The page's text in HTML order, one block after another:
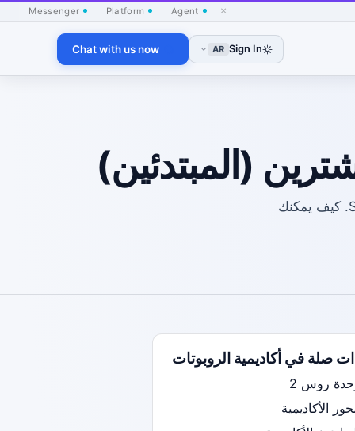
×
Agent
Platform
Messenger
Sign In
AR
Chat with us now
نقوم بتنظيم مواضيع للمناقشة حول مسار ROS 2 في أكاديمية SVRC Robotics. كيف يمكنك
صلة في أكاديمية الروبوتات
روس 2
الأكاديمية